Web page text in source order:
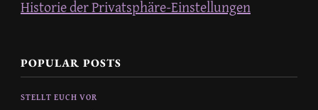
Historie der Privatsphäre-Einstellungen
POPULAR POSTS
STELLT EUCH VOR